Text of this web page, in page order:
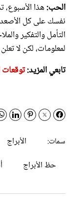
الحب:هذا الأسبوع،
نفسك على كل
التأمل والتفكير
لمعلومات، لكن لا
تابعي المزيد:توقعات
سمات:
الأبراج
حظ الأبراج